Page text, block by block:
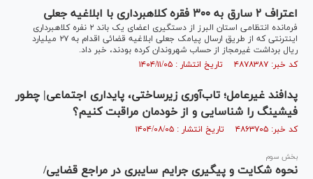
اعتراف ۲ سارق به ۳۰۰ فقره کلاهبرداری با ابلاغیه جعلی
فرمانده انتظامی استان البرز از دستگیری اعضای یک باند ۲ نفره کلاهبرداری
اینترنتی که از طریق ارسال پیامک جعلی ابلاغیه قضائی اقدام به ۲۷ میلیارد
ریال برداشت غیرمجاز از حساب شهروندان کرده بودند، خبر داد.
کد خبر: ۴۸۷۸۳۸۷ تاریخ انتشار : ۱۴۰۴/۱۱/۰۵
پدافند غیرعامل؛ تاب‌آوری زیرساختی، پایداری اجتماعی| چطور
فیشینگ را شناسایی و از خودمان مراقبت کنیم؟
کد خبر: ۴۸۶۳۷۰۵ تاریخ انتشار : ۱۴۰۴/۰۸/۰۵
بخش سوم
نحوه شکایت و پیگیری جرایم سایبری در مراجع قضایی/